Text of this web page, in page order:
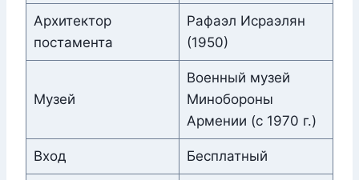
Архитектор
постамента
Рафаэл Исраэлян
(1950)
Музей
Военный музей
Минобороны
Армении (с 1970 г.)
Вход Бесплатный